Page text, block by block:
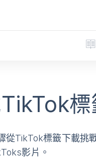
從TikTok標籤下載
影片。